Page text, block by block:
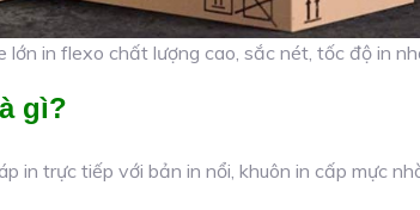
lớn in flexo chất lượng cao, sắc nét, tốc độ in
gì?
in trực tiếp với bản in nổi, khuôn in cấp mực